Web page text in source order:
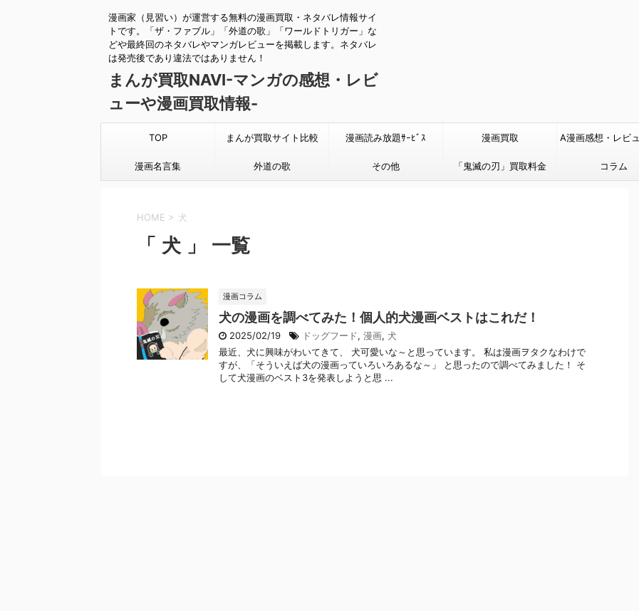
漫画家（見習い）が運営する無料の漫画買取・ネタバレ情報サイ
トです。「ザ・ファブル」「外道の歌」「ワールドトリガー」な
どや最終回のネタバレやマンガレビューを掲載します。ネタバレ
は発売後であり違法ではありません！
まんが買取NAVI-マンガの感想・レビ
ューや漫画買取情報-
TOP まんが買取サイト比較 漫画読み放題ｻｰﾋﾞｽ 漫画買取 A漫画感想・レビ
タバレあり）
漫画名言集 外道の歌 その他 「鬼滅の刃」買取料金 コラム
HOME > 犬
「 犬 」 一覧
漫画コラム
犬の漫画を調べてみた！個人的犬漫画ベストはこれだ！
2025/02/19 ドッグフード, 漫画, 犬
最近、犬に興味がわいてきて、 犬可愛いな～と思っています。 私は漫画ヲタクなわけで
すが、「そういえば犬の漫画っていろいろあるな～」 と思ったので調べてみました！ そ
して犬漫画のベスト3を発表しようと思 ...